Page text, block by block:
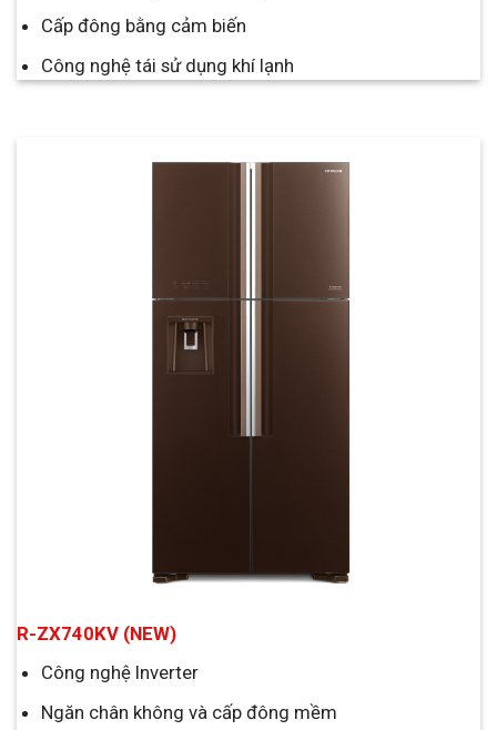
Cấp đông bằng cảm biến
Công nghệ tái sử dụng khí lạnh
R-ZX740KV (NEW)
Công nghệ Inverter
Ngăn chân không và cấp đông mềm